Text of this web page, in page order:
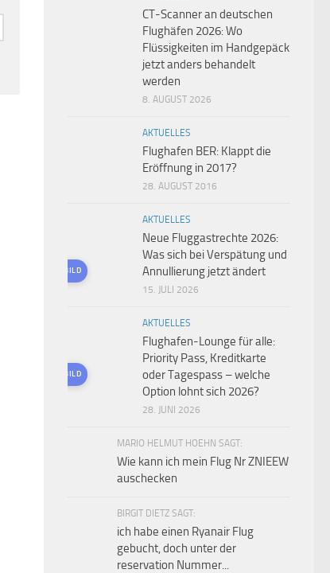
CT-Scanner an deutschen
Flughäfen 2026: Wo
Flüssigkeiten im Handgepäck
jetzt anders behandelt
werden
8. AUGUST 2026
AKTUELLES
Flughafen BER: Klappt die
Eröffnung in 2017?
28. AUGUST 2016
KI-GENERIERTES BILD
AKTUELLES
Neue Fluggastrechte 2026:
Was sich bei Verspätung und
Annullierung jetzt ändert
15. JULI 2026
KI-GENERIERTES BILD
AKTUELLES
Flughafen-Lounge für alle:
Priority Pass, Kreditkarte
oder Tagespass – welche
Option lohnt sich 2026?
28. JUNI 2026
MARIO HELMUT HOEHN SAGT:
Wie kann ich mein Flug Nr ZNIEEW
auschecken
BIRGIT DIETZ SAGT:
ich habe einen Ryanair Flug
gebucht, doch unter der
reservation Nummer...